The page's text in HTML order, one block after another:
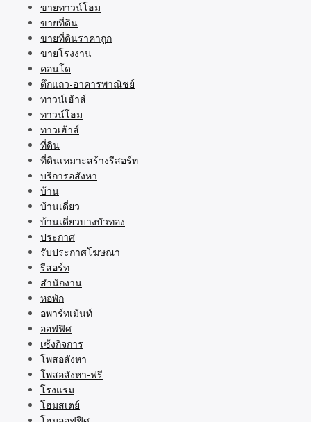
ขายทาวน์โฮม
ขายที่ดิน
ขายที่ดินราคาถูก
ขายโรงงาน
คอนโด
ตึกแถว-อาคารพาณิชย์
ทาวน์เฮ้าส์
ทาวน์โฮม
ทาวเฮ้าส์
ที่ดิน
ที่ดินเหมาะสร้างรีสอร์ท
บริการอสังหา
บ้าน
บ้านเดี่ยว
บ้านเดี่ยวบางบัวทอง
ประกาศ
รับประกาศโฆษณา
รีสอร์ท
สำนักงาน
หอพัก
อพาร์ทเม้นท์
ออฟฟิศ
เซ้งกิจการ
โพสอสังหา
โพสอสังหา-ฟรี
โรงแรม
โฮมสเตย์